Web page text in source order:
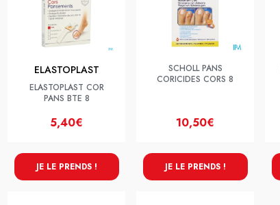
ELASTOPLAST
ELASTOPLAST COR
PANS BTE 8
5,40€
JE LE PRENDS !
SCHOLL PANS
CORICIDES CORS 8
10,50€
JE LE PRENDS !